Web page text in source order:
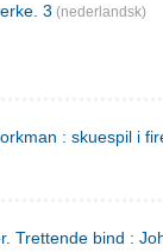
3 (nederlandsk)
: skuespil i
Trettende bind :